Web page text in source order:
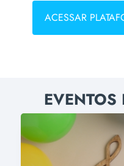
ACESSAR
EVENTOS